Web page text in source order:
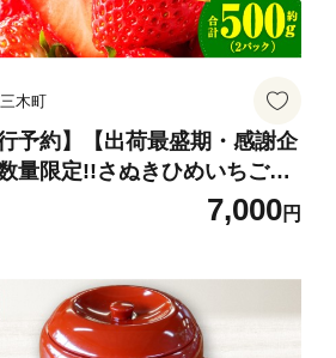
木町
行予約】【出荷最盛期・感謝企
量限定!!さぬきひめいちご
| スイーツ いちご ストロベ
さぬきひめ 苺 冷蔵 フルーツ
川県 デザート 青果物 先行予約
定 旬 おすすめ 三木町 |_mk0
7,000円